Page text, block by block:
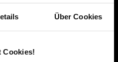
Über Cookies
Cookies!